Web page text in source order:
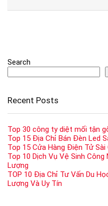
Search
Recent Posts
Top 30 công ty diệt mối tận
Top 15 Địa Chỉ Bán Đèn Led
Top 15 Cửa Hàng Điện Tử
Top 10 Dịch Vụ Vệ Sinh
Lượng
TOP 10 Địa Chỉ Tư Vấn Du
Lượng Và Uy Tín